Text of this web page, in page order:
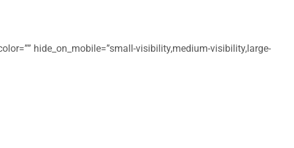
hide_on_mobile=”small-visibility,medium-visibility,large-